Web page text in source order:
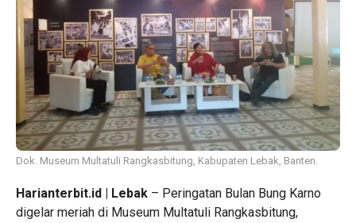
Dok. Museum Multatuli Rangkasbitung, Kabupaten Lebak, Banten.
Harianterbit.id | Lebak – Peringatan Bulan Bung Karno
digelar meriah di Museum Multatuli Rangkasbitung,